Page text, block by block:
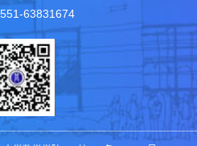
63831674